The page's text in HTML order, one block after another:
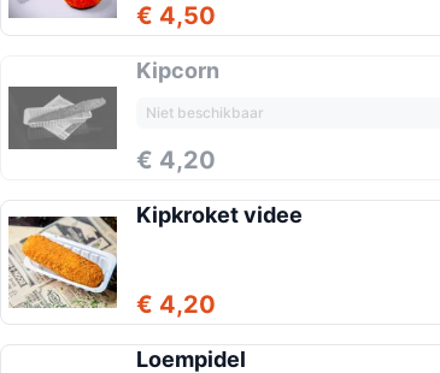
€ 4,50
Kipcorn
Niet beschikbaar
€ 4,20
Kipkroket videe
€ 4,20
Loempidel